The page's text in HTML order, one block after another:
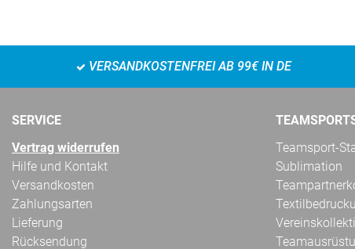
VERSANDKOSTENFREI AB 99€ IN DE
SERVICE
Vertrag widerrufen
Hilfe und Kontakt
Versandkosten
Zahlungsarten
Lieferung
Rücksendung
Teamsport-
Sublimation